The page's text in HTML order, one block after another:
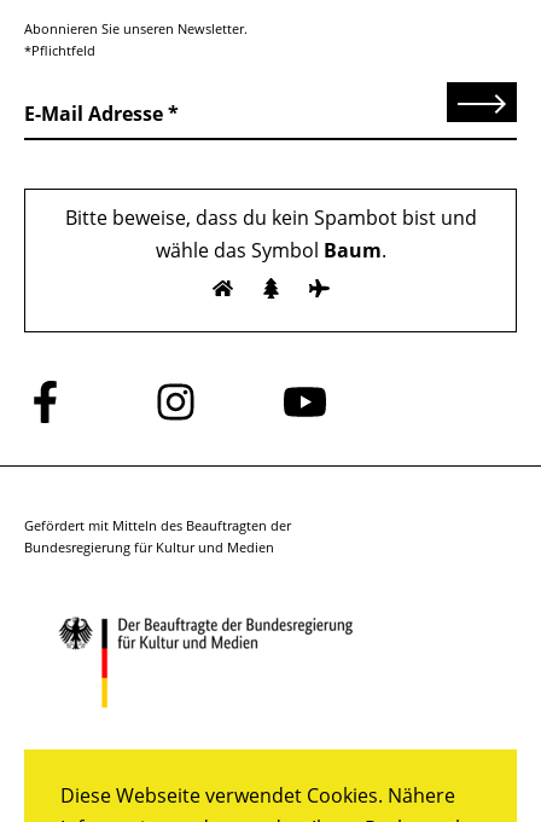
Diese Webseite verwendet Cookies. Nähere
Abonnieren Sie unseren Newsletter.
*Pflichtfeld
E-Mail Adresse Senden
Bitte beweise, dass du kein Spambot bist und
wähle das Symbol Baum.
Folge
uns
auf
Folge
uns
auf
Folge
auf
Gefördert mit Mitteln des Beauftragten der
Bundesregierung für Kultur und Medien